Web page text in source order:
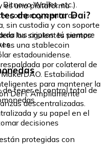
Wallet, etc.).
es una plataforma
compra y venta de
sin custodia y con soporte
tus criptos: tú siempre
de comprar Dai?
los siguientes puntos:
es una stablecoin
estadounidense.
por colateral de
Estabilidad
para mantener la
DeFi: Ampliamente
descentralizadas.
y su papel en el
decisiones
tener el control total de
protegidas con